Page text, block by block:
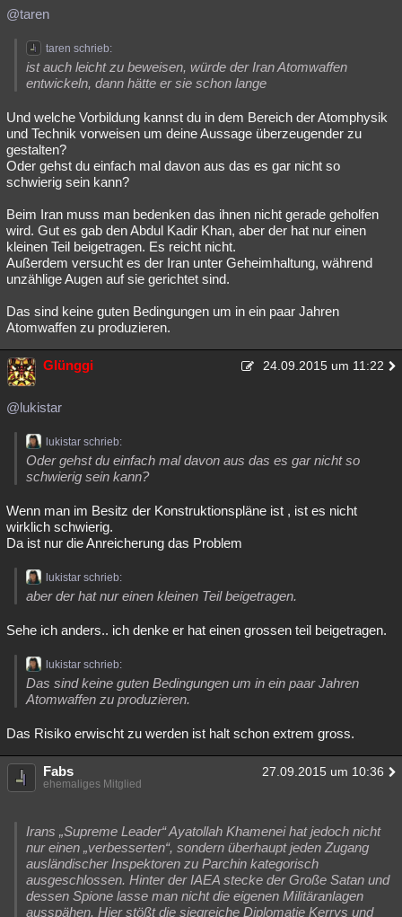
@taren
taren schrieb:
ist auch leicht zu beweisen, würde der Iran Atomwaffen
entwickeln, dann hätte er sie schon lange
Und welche Vorbildung kannst du in dem Bereich der Atomphysik
und Technik vorweisen um deine Aussage überzeugender zu
gestalten?
Oder gehst du einfach mal davon aus das es gar nicht so
schwierig sein kann?
Beim Iran muss man bedenken das ihnen nicht gerade geholfen
wird. Gut es gab den Abdul Kadir Khan, aber der hat nur einen
kleinen Teil beigetragen. Es reicht nicht.
Außerdem versucht es der Iran unter Geheimhaltung, während
unzählige Augen auf sie gerichtet sind.
Das sind keine guten Bedingungen um in ein paar Jahren
Atomwaffen zu produzieren.
Glünggi 24.09.2015 um 11:22
@lukistar
lukistar schrieb:
Oder gehst du einfach mal davon aus das es gar nicht so
schwierig sein kann?
Wenn man im Besitz der Konstruktionspläne ist , ist es nicht
wirklich schwierig.
Da ist nur die Anreicherung das Problem
lukistar schrieb:
aber der hat nur einen kleinen Teil beigetragen.
Sehe ich anders.. ich denke er hat einen grossen teil beigetragen.
lukistar schrieb:
Das sind keine guten Bedingungen um in ein paar Jahren
Atomwaffen zu produzieren.
Das Risiko erwischt zu werden ist halt schon extrem gross.
Fabs 27.09.2015 um 10:36
ehemaliges Mitglied
Irans „Supreme Leader“ Ayatollah Khamenei hat jedoch nicht
nur einen „verbesserten“, sondern überhaupt jeden Zugang
ausländischer Inspektoren zu Parchin kategorisch
ausgeschlossen. Hinter der IAEA stecke der Große Satan und
dessen Spione lasse man nicht die eigenen Militäranlagen
ausspähen. Hier stößt die siegreiche Diplomatie Kerrys und